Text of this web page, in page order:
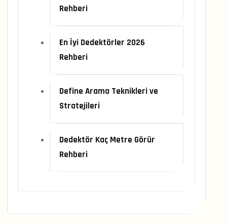
Rehberi
En İyi Dedektörler 2026
Rehberi
Define Arama Teknikleri ve
Stratejileri
Dedektör Kaç Metre Görür
Rehberi